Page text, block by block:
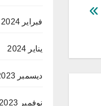
فبراير 2024
يناير 2024
ديسمبر 2023
نوفمبر 2023